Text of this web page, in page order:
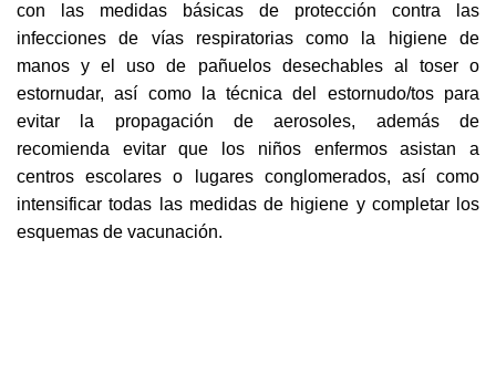
con las medidas básicas de protección contra las
infecciones de vías respiratorias como la higiene de
manos y el uso de pañuelos desechables al toser o
estornudar, así como la técnica del estornudo/tos para
evitar la propagación de aerosoles, además de
recomienda evitar que los niños enfermos asistan a
centros escolares o lugares conglomerados, así como
intensificar todas las medidas de higiene y completar los
esquemas de vacunación.